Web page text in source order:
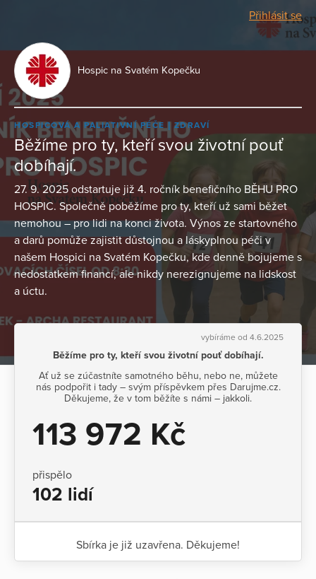
Přihlásit se
Hospic na Svatém Kopečku
HOSPICOVÁ A PALIATIVNÍ PÉČE ZDRAVÍ
Běžíme pro ty, kteří svou životní pouť
dobíhají.
27. 9. 2025 odstartuje již 4. ročník benefičního BĚHU PRO
HOSPIC. Společně poběžíme pro ty, kteří už sami běžet
nemohou – pro lidi na konci života. Výnos ze startovného
a darů pomůže zajistit důstojnou a láskyplnou péči v
našem Hospici na Svatém Kopečku, kde denně bojujeme s
nedostatkem financí, ale nikdy nerezignujeme na lidskost
a úctu.
vybíráme od 4.6.2025
Běžíme pro ty, kteří svou životní pouť dobíhají.
Ať už se zúčastníte samotného běhu, nebo ne, můžete
nás podpořit i tady – svým příspěvkem přes Darujme.cz.
Děkujeme, že v tom běžíte s námi – jakkoli.
113 972 Kč
přispělo
102 lidí
Sbírka je již uzavřena. Děkujeme!